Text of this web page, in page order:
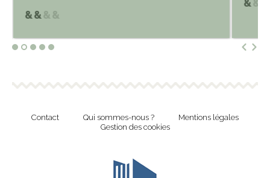
Contact Qui sommes-nous ?
Mentions légales
Gestion des cookies